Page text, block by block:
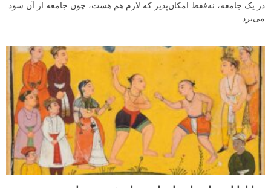
در یک جامعه، نه‌فقط امکان‌پذیر که لازم هم هست، چون جامعه از آن سود
می‌برد.